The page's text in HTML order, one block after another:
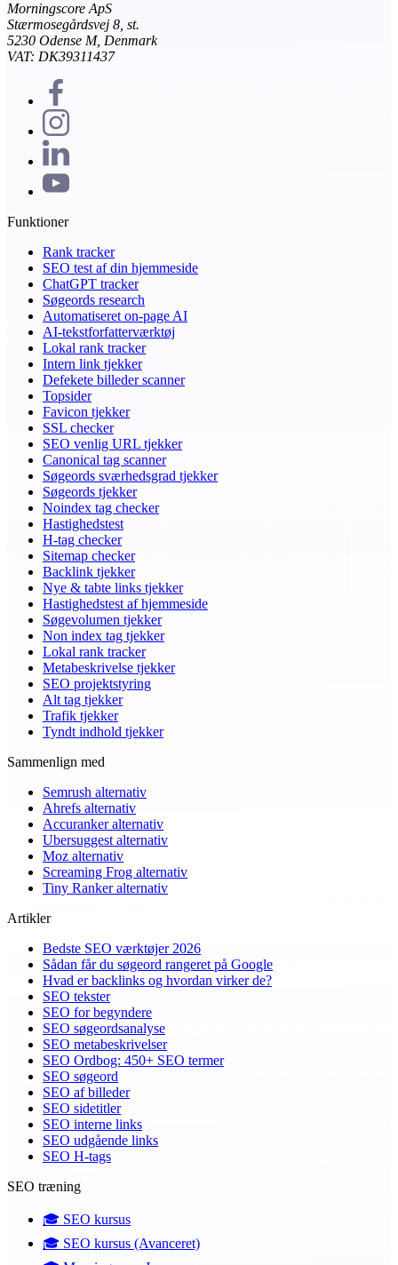
Morningscore ApS
Stærmosegårdsvej 8, st.
5230 Odense M, Denmark
VAT: DK39311437
Funktioner
Rank tracker
SEO test af din hjemmeside
ChatGPT tracker
Søgeords research
Automatiseret on-page AI
AI-tekstforfatterværktøj
Lokal rank tracker
Intern link tjekker
Defekete billeder scanner
Topsider
Favicon tjekker
SSL checker
SEO venlig URL tjekker
Canonical tag scanner
Søgeords sværhedsgrad tjekker
Søgeords tjekker
Noindex tag checker
Hastighedstest
H-tag checker
Sitemap checker
Backlink tjekker
Nye & tabte links tjekker
Hastighedstest af hjemmeside
Søgevolumen tjekker
Non index tag tjekker
Lokal rank tracker
Metabeskrivelse tjekker
SEO projektstyring
Alt tag tjekker
Trafik tjekker
Tyndt indhold tjekker
Sammenlign med
Semrush alternativ
Ahrefs alternativ
Accuranker alternativ
Ubersuggest alternativ
Moz alternativ
Screaming Frog alternativ
Tiny Ranker alternativ
Artikler
Bedste SEO værktøjer 2026
Sådan får du søgeord rangeret på Google
Hvad er backlinks og hvordan virker de?
SEO tekster
SEO for begyndere
SEO søgeordsanalyse
SEO metabeskrivelser
SEO Ordbog: 450+ SEO termer
SEO søgeord
SEO af billeder
SEO sidetitler
SEO interne links
SEO udgående links
SEO H-tags
SEO træning
🎓️ SEO kursus
🎓️ SEO kursus (Avanceret)